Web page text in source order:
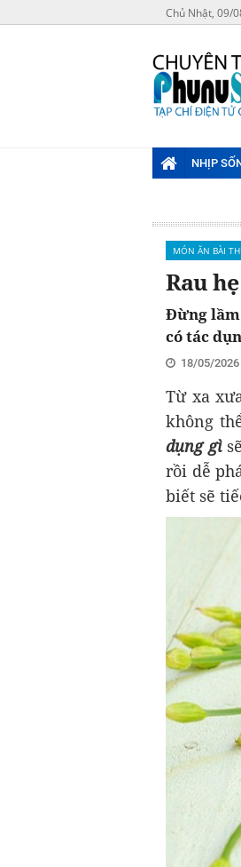
Chủ Nhật, 09/
NHỊP
MÓN ĂN BÀI
Rau
Đừng lầm
có tác
18/05/2026
Từ xa
không
dụng gì
rồi dễ
biết sẽ